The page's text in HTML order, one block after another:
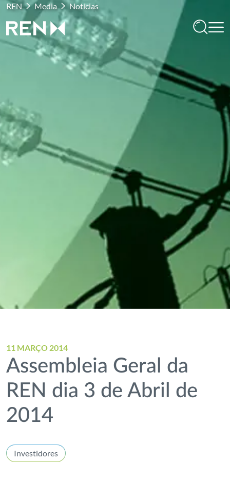
REN Media Notícias
11 MARÇO 2014
Assembleia Geral da
REN dia 3 de Abril de
2014
Investidores